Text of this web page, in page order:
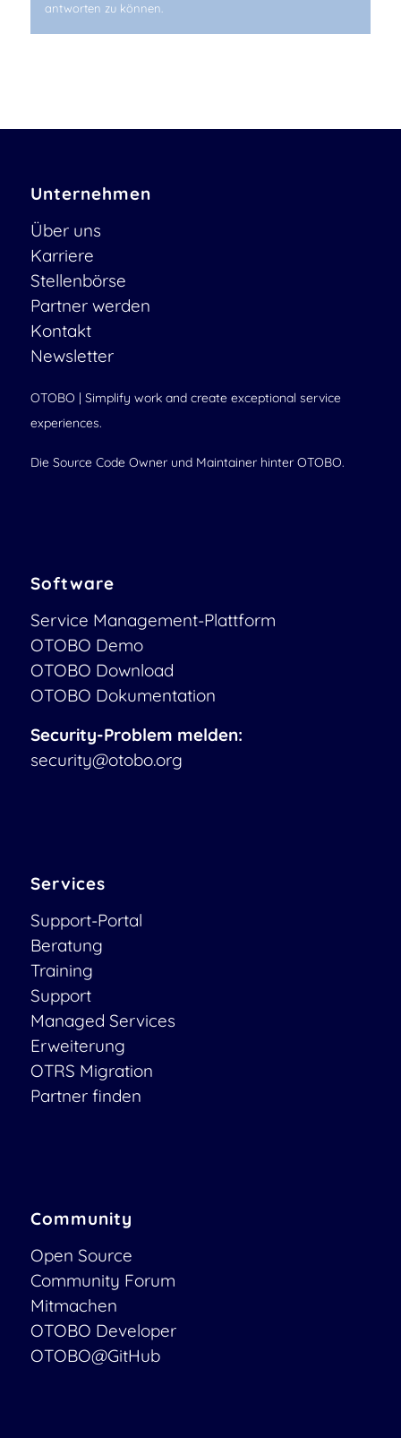
antworten zu können.
Unternehmen
Über uns
Karriere
Stellenbörse
Partner werden
Kontakt
Newsletter
OTOBO | Simplify work and create exceptional service
experiences.
Die Source Code Owner und Maintainer hinter OTOBO.
Software
Service Management-Plattform
OTOBO Demo
OTOBO Download
OTOBO Dokumentation
Security-Problem melden:
security@otobo.org
Services
Support-Portal
Beratung
Training
Support
Managed Services
Erweiterung
OTRS Migration
Partner finden
Community
Open Source
Community Forum
Mitmachen
OTOBO Developer
OTOBO@GitHub